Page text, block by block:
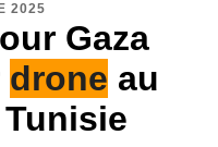
2025
Gaza
drone au